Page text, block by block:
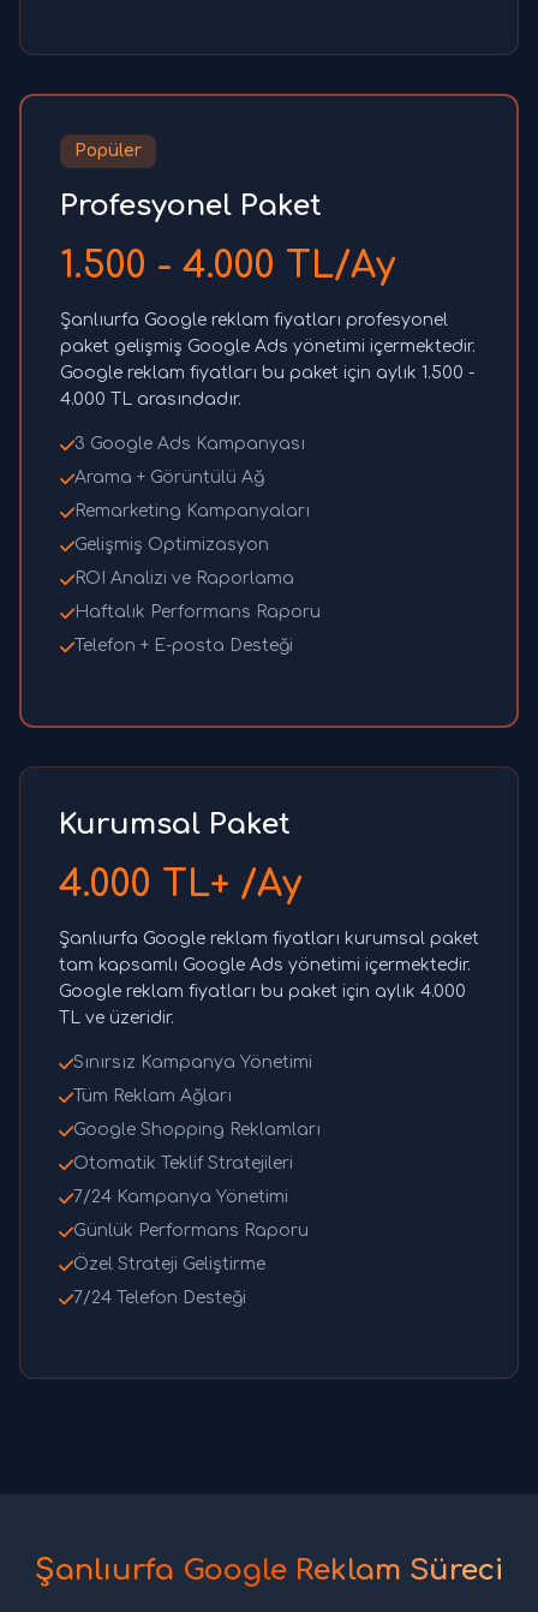
Popüler
Profesyonel Paket
1.500 - 4.000 TL/Ay
Şanlıurfa Google reklam fiyatları profesyonel
paket gelişmiş Google Ads yönetimi içermektedir.
Google reklam fiyatları bu paket için aylık 1.500 -
4.000 TL arasındadır.
3 Google Ads Kampanyası
Arama + Görüntülü Ağ
Remarketing Kampanyaları
Gelişmiş Optimizasyon
ROI Analizi ve Raporlama
Haftalık Performans Raporu
Telefon + E-posta Desteği
Kurumsal Paket
4.000 TL+ /Ay
Şanlıurfa Google reklam fiyatları kurumsal paket
tam kapsamlı Google Ads yönetimi içermektedir.
Google reklam fiyatları bu paket için aylık 4.000
TL ve üzeridir.
Sınırsız Kampanya Yönetimi
Tüm Reklam Ağları
Google Shopping Reklamları
Otomatik Teklif Stratejileri
7/24 Kampanya Yönetimi
Günlük Performans Raporu
Özel Strateji Geliştirme
7/24 Telefon Desteği
Şanlıurfa Google Reklam Süreci